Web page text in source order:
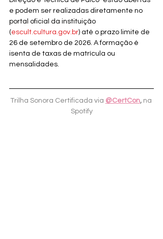
e podem ser realizadas diretamente no
portal oficial da instituição
(escult.cultura.gov.br) até o prazo limite de
26 de setembro de 2026. A formação é
isenta de taxas de matrícula ou
mensalidades.
Trilha Sonora Certificada via @CertCon, na
Spotify